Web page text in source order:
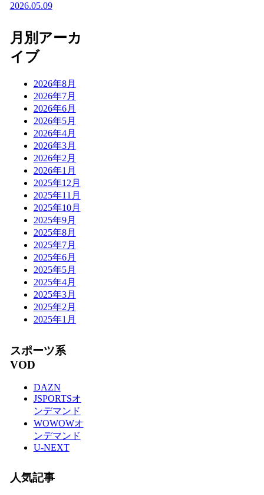
2026.05.09
月別アーカ
イブ
2026年8月
2026年7月
2026年6月
2026年5月
2026年4月
2026年3月
2026年2月
2026年1月
2025年12月
2025年11月
2025年10月
2025年9月
2025年8月
2025年7月
2025年6月
2025年5月
2025年4月
2025年3月
2025年2月
2025年1月
スポーツ系
VOD
DAZN
JSPORTSオ
ンデマンド
WOWOWオ
ンデマンド
U-NEXT
人気記事